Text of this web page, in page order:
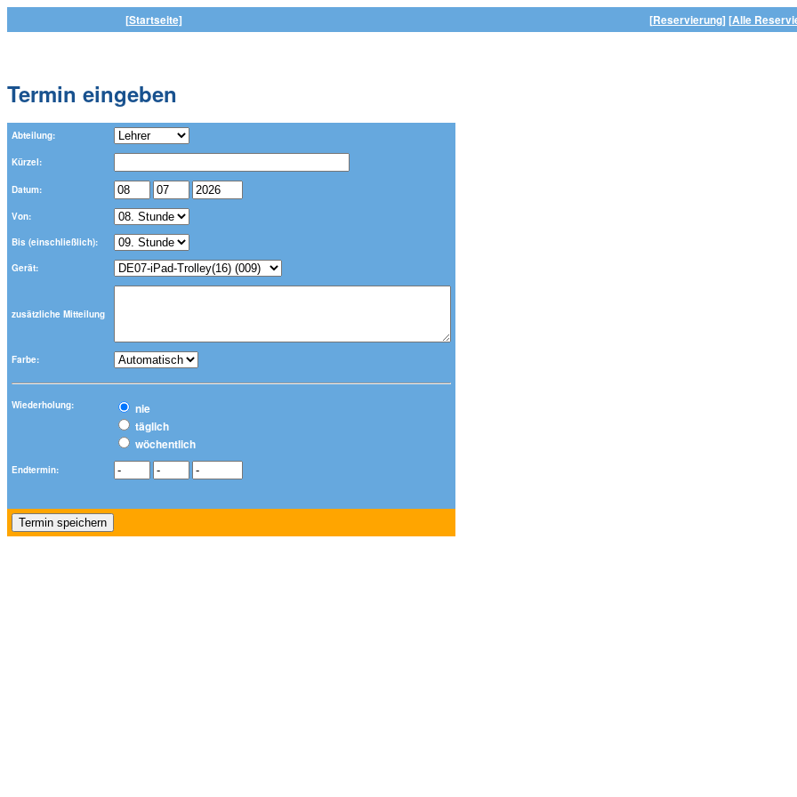
[Startseite] [Reservierung] [Alle
Termin eingeben
Abteilung:
Kürzel:
Datum:
Von:
Bis (einschließlich):
Gerät:
zusätzliche Mitteilung
Farbe:
Wiederholung:
nie
täglich
wöchentlich
Endtermin: